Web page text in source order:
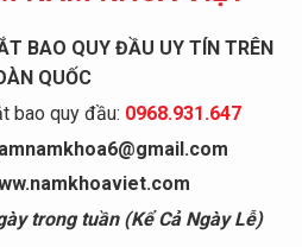
BAO QUY ĐẦU UY TÍN TRÊN
QUỐC
bao quy đầu: 0968.931.647
trong tuần (Kể Cả Ngày Lễ)